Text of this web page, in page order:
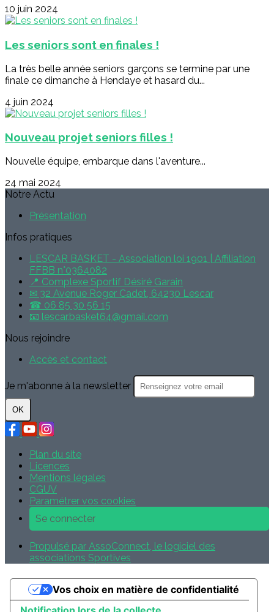
10 juin 2024
Les seniors sont en finales !
La très belle année seniors garçons se termine par une
finale ce dimanche à Hendaye et hasard du...
4 juin 2024
Nouveau projet seniors filles !
Nouvelle équipe, embarque dans l'aventure...
24 mai 2024
Notre Actu
Présentation
Infos pratiques
LESCAR BASKET - Association loi 1901 | Affiliation
FFBB n°0364082
📍 Complexe Sportif Désiré Garain
✉ 32 Avenue Roger Cadet, 64230 Lescar
☎ 06 85 30 56 15
📧 lescar.basket64@gmail.com
Nous rejoindre
Accès et contact
Je m'abonne à la newsletter
OK
Plan du site
Licences
Mentions légales
CGUV
Paramétrer vos cookies
Se connecter
Propulsé par AssoConnect, le logiciel des
associations Sportives
Vos choix en matière de confidentialité